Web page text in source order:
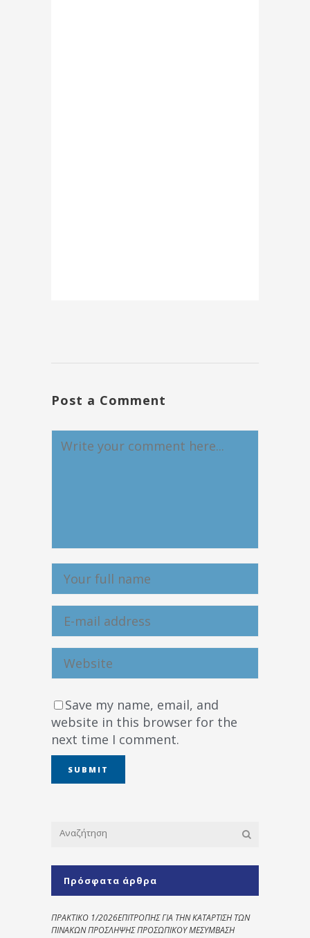
Post a Comment
Save my name, email, and
website in this browser for the
next time I comment.
Πρόσφατα άρθρα
ΠΡΑΚΤΙΚΟ 1/2026ΕΠΙΤΡΟΠΗΣ ΓΙΑ ΤΗΝ ΚΑΤΑΡΤΙΣΗ ΤΩΝ
ΠΙΝΑΚΩΝ ΠΡΟΣΛΗΨΗΣ ΠΡΟΣΩΠΙΚΟΥ ΜΕΣΥΜΒΑΣΗ